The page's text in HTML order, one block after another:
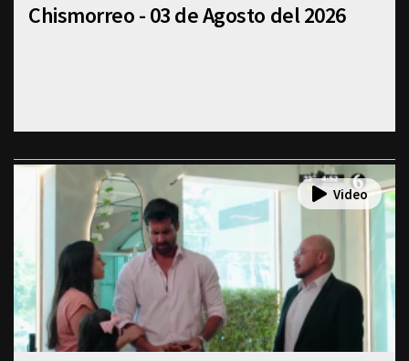
Chismorreo - 03 de Agosto del 2026